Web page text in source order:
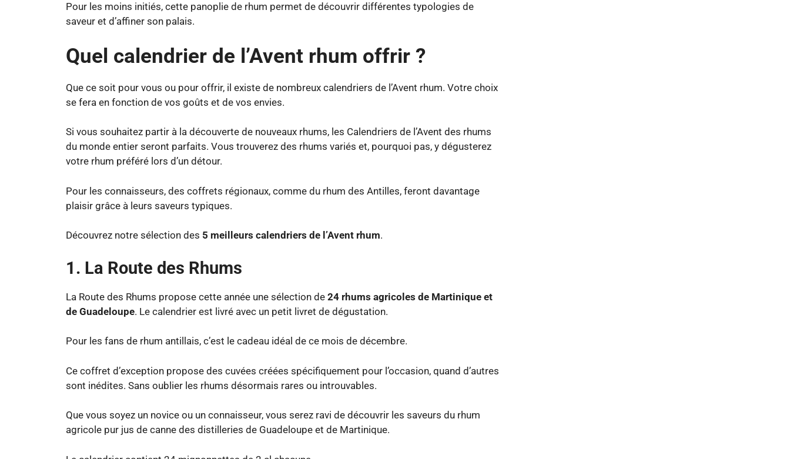
Pour les moins initiés, cette panoplie de rhum permet de découvrir différentes typologies de
saveur et d’affiner son palais.
Quel calendrier de l’Avent rhum offrir ?
Que ce soit pour vous ou pour offrir, il existe de nombreux calendriers de l’Avent rhum. Votre choix
se fera en fonction de vos goûts et de vos envies.
Si vous souhaitez partir à la découverte de nouveaux rhums, les Calendriers de l’Avent des rhums
du monde entier seront parfaits. Vous trouverez des rhums variés et, pourquoi pas, y dégusterez
votre rhum préféré lors d’un détour.
Pour les connaisseurs, des coffrets régionaux, comme du rhum des Antilles, feront davantage
plaisir grâce à leurs saveurs typiques.
Découvrez notre sélection des 5 meilleurs calendriers de l’Avent rhum.
1. La Route des Rhums
La Route des Rhums propose cette année une sélection de 24 rhums agricoles de Martinique et
de Guadeloupe. Le calendrier est livré avec un petit livret de dégustation.
Pour les fans de rhum antillais, c’est le cadeau idéal de ce mois de décembre.
Ce coffret d’exception propose des cuvées créées spécifiquement pour l’occasion, quand d’autres
sont inédites. Sans oublier les rhums désormais rares ou introuvables.
Que vous soyez un novice ou un connaisseur, vous serez ravi de découvrir les saveurs du rhum
agricole pur jus de canne des distilleries de Guadeloupe et de Martinique.